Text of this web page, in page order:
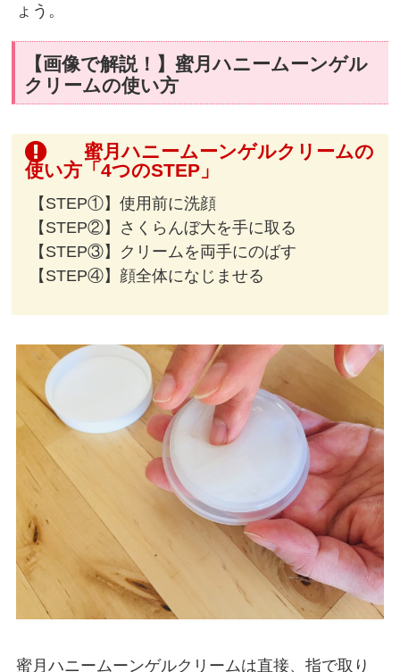
ょう。
【画像で解説！】蜜月ハニームーンゲル
クリームの使い方
蜜月ハニームーンゲルクリームの
使い方「4つのSTEP」
【STEP①】使用前に洗顔
【STEP②】さくらんぼ大を手に取る
【STEP③】クリームを両手にのばす
【STEP④】顔全体になじませる
蜜月ハニームーンゲルクリームは直接、指で取り